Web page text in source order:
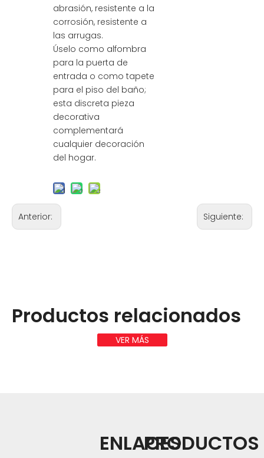
abrasión, resistente a la
corrosión, resistente a
las arrugas.
Úselo como alfombra
para la puerta de
entrada o como tapete
para el piso del baño;
esta discreta pieza
decorativa
complementará
cualquier decoración
del hogar.
Anterior: Siguiente:
Productos relacionados
VER MÁS
ENLACESPRODUCTOS